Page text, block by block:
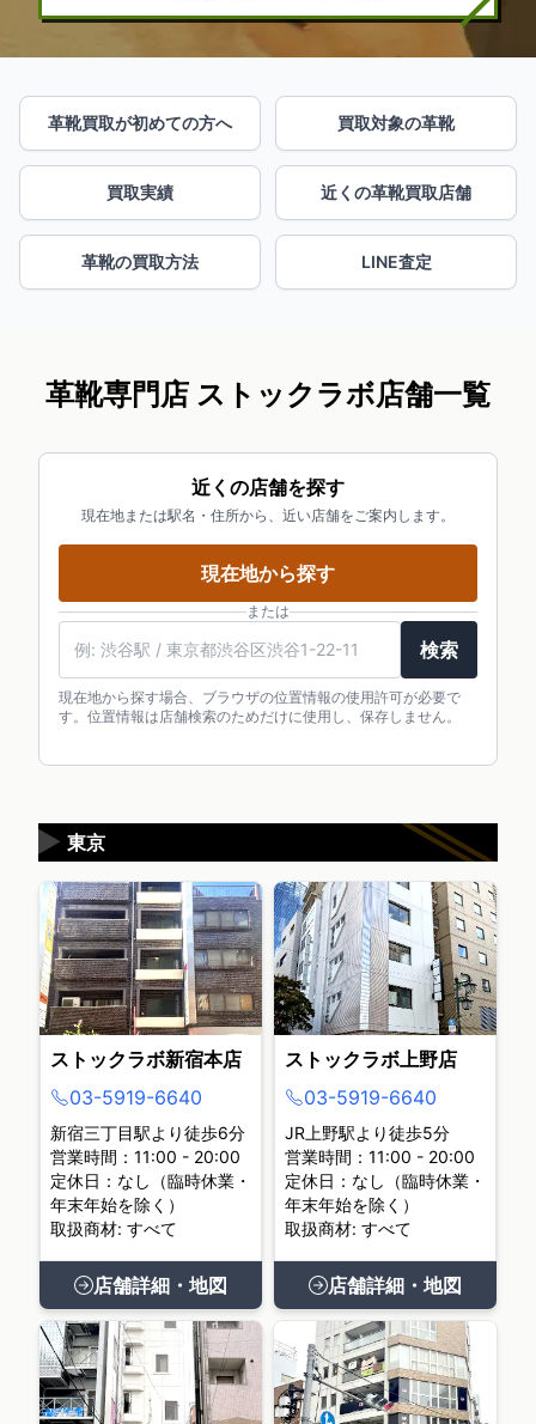
革靴買取が初めての方へ 買取対象の革靴
買取実績 近くの革靴買取店舗
革靴の買取方法 LINE査定
革靴専門店 ストックラボ店舗一覧
近くの店舗を探す
現在地または駅名・住所から、近い店舗をご案内します。
現在地から探す
または
検索
現在地から探す場合、ブラウザの位置情報の使用許可が必要で
す。位置情報は店舗検索のためだけに使用し、保存しません。
東京
▶
ストックラボ新宿本店
03-5919-6640
新宿三丁目駅より徒歩6分
営業時間：11:00 - 20:00
定休日：なし（臨時休業・
年末年始を除く）
取扱商材: すべて
店舗詳細・地図
ストックラボ上野店
03-5919-6640
JR上野駅より徒歩5分
営業時間：11:00 - 20:00
定休日：なし（臨時休業・
年末年始を除く）
取扱商材: すべて
店舗詳細・地図